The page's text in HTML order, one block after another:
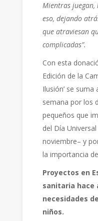
Mientras juegan,
eso, dejando
que atraviesan
complicadas”.
Con esta
Edición de la
Ilusión’ se
semana por los
pequeños que
del Día
noviembre– y
la importancia
Proyectos en
sanitaria hace
necesidades
niños.